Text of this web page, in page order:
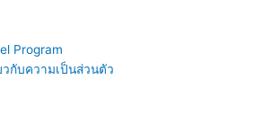
Program
วกับความเป็นส่วนตัว